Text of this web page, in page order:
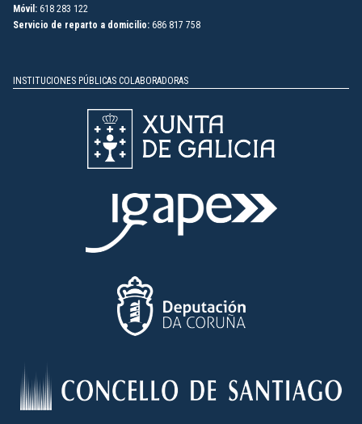
Móvil: 618 283 122
Servicio de reparto a domicilio:686 817 758
INSTITUCIONES PÚBLICAS COLABORADORAS